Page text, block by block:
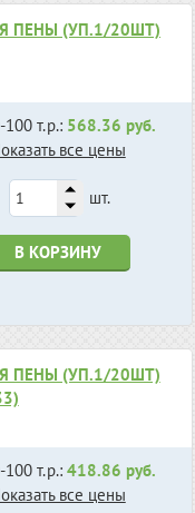
ПЕНЫ (УП.1/20ШТ)
т.р.: 568.36 руб.
все цены
шт.
В КОРЗИНУ
ПЕНЫ (УП.1/20ШТ)
т.р.: 418.86 руб.
все цены